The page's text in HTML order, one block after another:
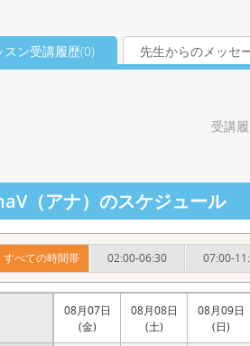
スン受講履歴(0) 先生からのメッセ
受講
（アナ）のスケジュール
すべての時間帯 02:00-06:30 07:00-
08月07日
(金)
08月08日
(土)
08月09日
(日)